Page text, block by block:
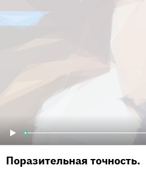
Поразительная точность.